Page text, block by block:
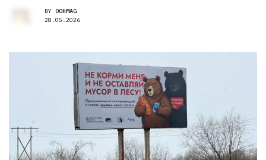
BY OOHMAG
28.05.2026